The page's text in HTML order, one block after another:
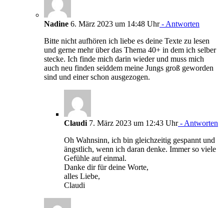
Nadine 6. März 2023 um 14:48 Uhr- Antworten
Bitte nicht aufhören ich liebe es deine Texte zu lesen
und gerne mehr über das Thema 40+ in dem ich selber
stecke. Ich finde mich darin wieder und muss mich
auch neu finden seiddem meine Jungs groß geworden
sind und einer schon ausgezogen.
Claudi 7. März 2023 um 12:43 Uhr- Antworten
Oh Wahnsinn, ich bin gleichzeitig gespannt und
ängstlich, wenn ich daran denke. Immer so viele
Gefühle auf einmal.
Danke dir für deine Worte,
alles Liebe,
Claudi